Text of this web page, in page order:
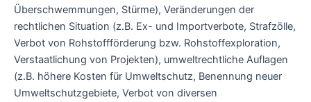
Überschwemmungen, Stürme), Veränderungen der
rechtlichen Situation (z.B. Ex- und Importverbote, Strafzölle,
Verbot von Rohstoffförderung bzw. Rohstoffexploration,
Verstaatlichung von Projekten), umweltrechtliche Auflagen
(z.B. höhere Kosten für Umweltschutz, Benennung neuer
Umweltschutzgebiete, Verbot von diversen